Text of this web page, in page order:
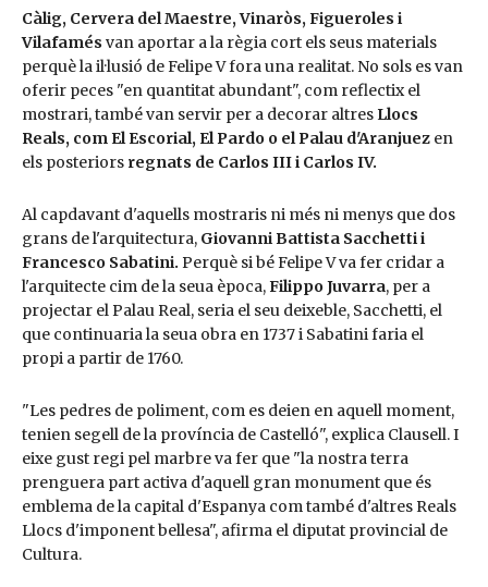
Càlig, Cervera del Maestre, Vinaròs, Figueroles i
Vilafamés van aportar a la règia cort els seus materials
perquè la il·lusió de Felipe V fora una realitat. No sols es van
oferir peces "en quantitat abundant", com reflectix el
mostrari, també van servir per a decorar altres Llocs
Reals, com El Escorial, El Pardo o el Palau d'Aranjuez en
els posteriors regnats de Carlos III i Carlos IV.
Al capdavant d'aquells mostraris ni més ni menys que dos
grans de l'arquitectura, Giovanni Battista Sacchetti i
Francesco Sabatini. Perquè si bé Felipe V va fer cridar a
l'arquitecte cim de la seua època,Filippo Juvarra, per a
projectar el Palau Real, seria el seu deixeble, Sacchetti, el
que continuaria la seua obra en 1737 i Sabatini faria el
propi a partir de 1760.
"Les pedres de poliment, com es deien en aquell moment,
tenien segell de la província de Castelló", explica Clausell. I
eixe gust regi pel marbre va fer que "la nostra terra
prenguera part activa d'aquell gran monument que és
emblema de la capital d'Espanya com també d'altres Reals
Llocs d'imponent bellesa", afirma el diputat provincial de
Cultura.